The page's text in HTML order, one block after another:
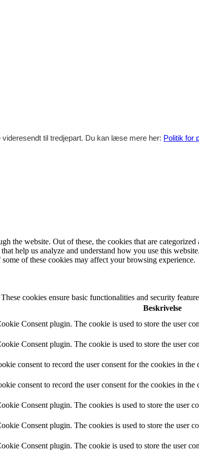
videresendt til tredjepart. Du kan læse mere her: Politik for
the website. Out of these, the cookies that are categorized
help us analyze and understand how you use this
of these cookies may affect your browsing experience.
cookies ensure basic functionalities and security
Beskrivelse
Consent plugin. The cookie is used to store the user
Consent plugin. The cookie is used to store the user
consent to record the user consent for the cookies in
consent to record the user consent for the cookies in
Consent plugin. The cookies is used to store the user
Consent plugin. The cookies is used to store the user
Consent plugin. The cookie is used to store the user